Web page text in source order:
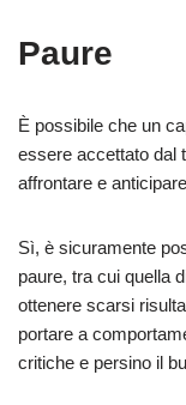
Paure
È possibile che un
essere accettato dal
affrontare e
Sì, è sicuramente
paure, tra cui quella
ottenere scarsi
portare a
critiche e persino il